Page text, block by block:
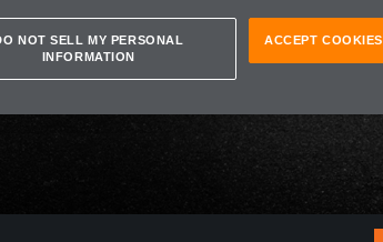
NOT SELL MY PERSONAL
INFORMATION
ACCEPT COOKIES